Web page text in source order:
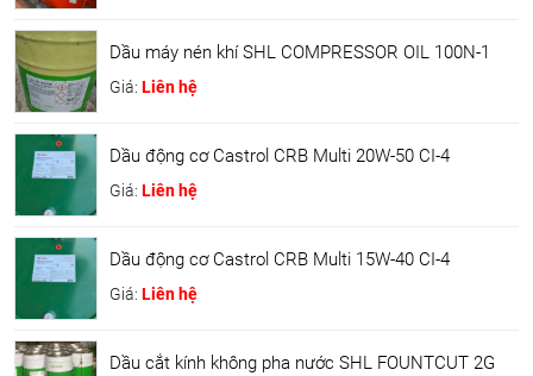
Dầu máy nén khí SHL COMPRESSOR OIL 100N-1
Giá: Liên hệ
Dầu động cơ Castrol CRB Multi 20W-50 CI-4
Giá: Liên hệ
Dầu động cơ Castrol CRB Multi 15W-40 CI-4
Giá: Liên hệ
Dầu cắt kính không pha nước SHL FOUNTCUT 2G